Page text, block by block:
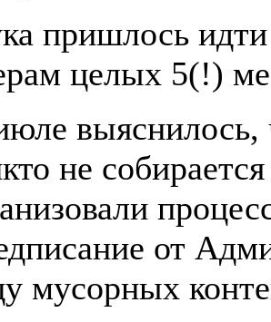
пришлось
целых 5(!)
не
от
мусорных